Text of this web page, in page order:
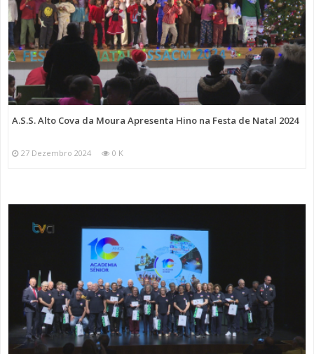
A.S.S. Alto Cova da Moura Apresenta Hino na Festa de Natal 2024
27 Dezembro 2024 0 K